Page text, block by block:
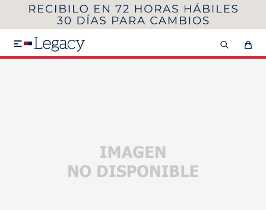

MI CUENTA
VER COLECCIÓN DE HOMBRE